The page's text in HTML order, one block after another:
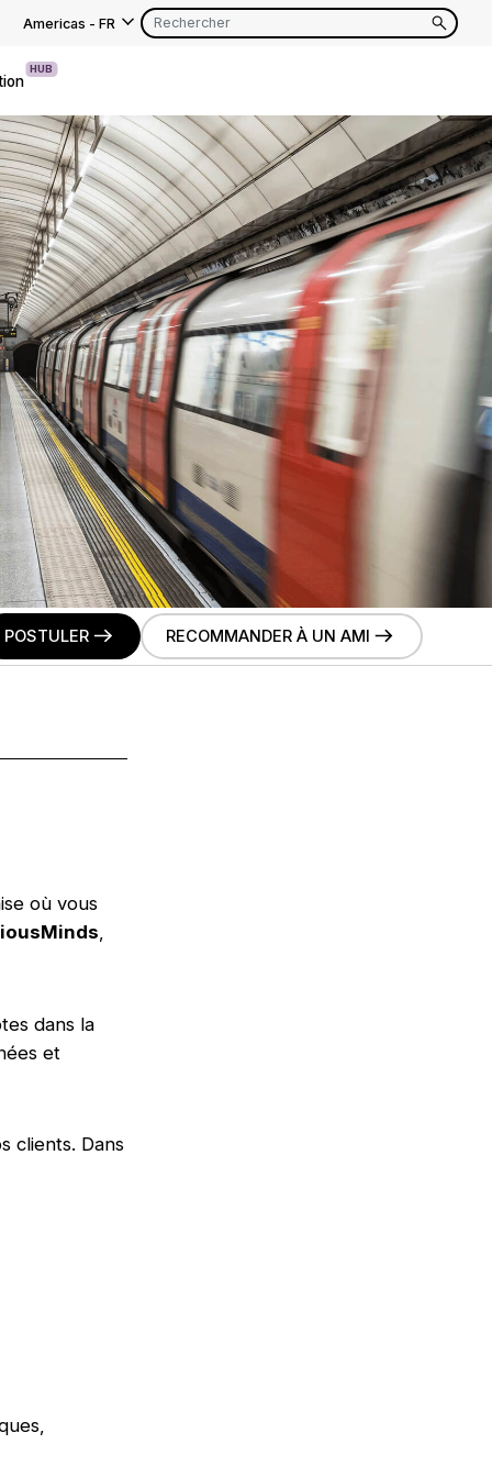
Americas - FR
EN FR
EN
FR
EN FR
HUB
POSTULER RECOMMANDER À UN AMI
où vous
,
dans la
et
clients. Dans